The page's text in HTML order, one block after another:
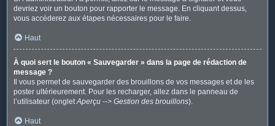
devriez voir un bouton pour rapporter le message. En cliquant dessus,
vous accéderez aux étapes nécessaires pour le faire.
Haut
À quoi sert le bouton « Sauvegarder » dans la page de rédaction de
message ?
Il vous permet de sauvegarder des brouillons de vos messages et de les
poster ultérieurement. Pour les recharger, allez dans le panneau de
l’utilisateur (ongletAperçu --> Gestion des brouillons).
Haut